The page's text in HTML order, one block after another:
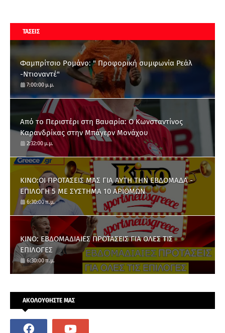
ΤΑΣΕΙΣ
Φαμπρίτσιο Ρομάνο: " Προφορική συμφωνία Ρεάλ
-Ντιοναντέ"
7:00:00 μ.μ.
Από το Περιστέρι στη Βαυαρία: O Κωνσταντίνος
Καρανδρίκας στην Μπάγερν Μονάχου
2:32:00 μ.μ.
ΚΙΝΟ:ΟΙ ΠΡΟΤΑΣΕΙΣ ΜΑΣ ΓΙΑ ΑΥΤΗ ΤΗΝ ΕΒΔΟΜΑΔΑ -
ΕΠΙΛΟΓΗ 5 ΜΕ ΣΥΣΤΗΜΑ 10 ΑΡΙΘΜΩΝ
6:30:00 π.μ.
ΚΙΝΟ: ΕΒΔΟΜΑΔΙΑΙΕΣ ΠΡΟΤΑΣΕΙΣ ΓΙΑ ΟΛΕΣ ΤΙΣ
ΕΠΙΛΟΓΕΣ
6:30:00 π.μ.
ΑΚΟΛΟΥΘΗΣΤΕ ΜΑΣ